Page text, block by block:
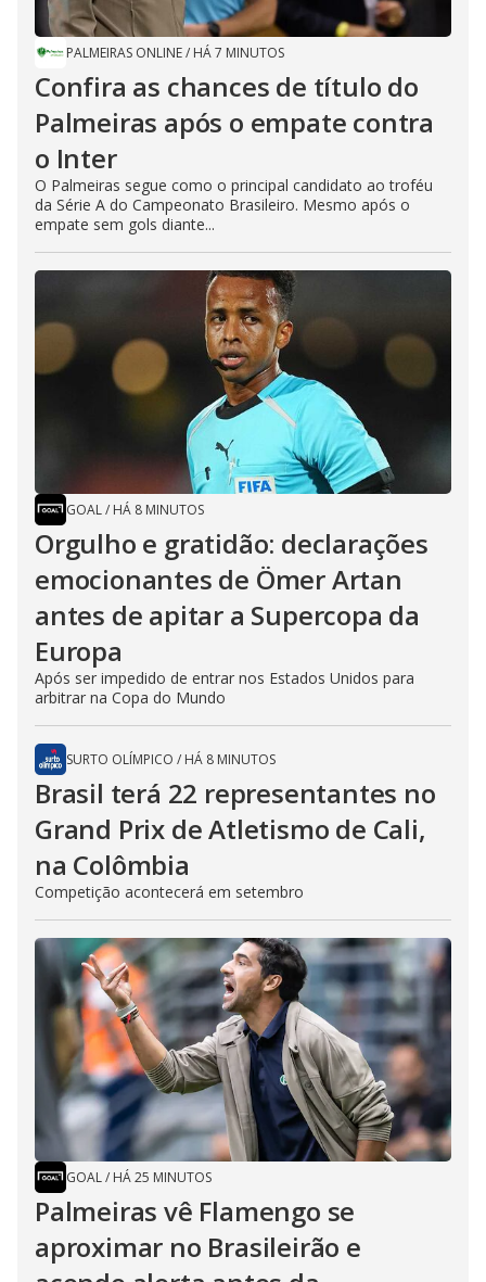
PALMEIRAS ONLINE/ HÁ 7 MINUTOS
Confira as chances de título do
Palmeiras após o empate contra
o Inter
O Palmeiras segue como o principal candidato ao troféu
da Série A do Campeonato Brasileiro. Mesmo após o
empate sem gols diante...
GOAL/ HÁ 8 MINUTOS
Orgulho e gratidão: declarações
emocionantes de Ömer Artan
antes de apitar a Supercopa da
Europa
Após ser impedido de entrar nos Estados Unidos para
arbitrar na Copa do Mundo
SURTO OLÍMPICO / HÁ 8 MINUTOS
Brasil terá 22 representantes no
Grand Prix de Atletismo de Cali,
na Colômbia
Competição acontecerá em setembro
GOAL/ HÁ 25 MINUTOS
Palmeiras vê Flamengo se
aproximar no Brasileirão e